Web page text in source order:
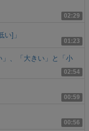
02:29
01:23
]」
02:54
、「大きい」と「小
00:59
00:56